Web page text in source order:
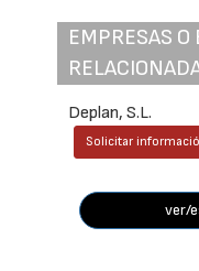
EMPRESAS
Deplan, S.L.
Solicitar
ver/